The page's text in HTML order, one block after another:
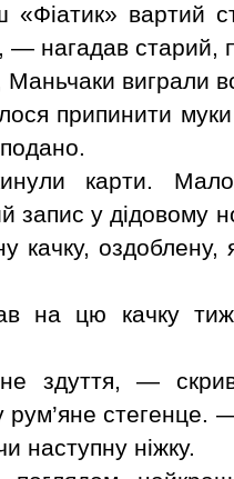
вартий
нагадав старий,
виграли
припинити
карти.
запис у дідовому
качку, оздоблену,
на цю качку
здуття, —
рум’яне
наступну ніжку.